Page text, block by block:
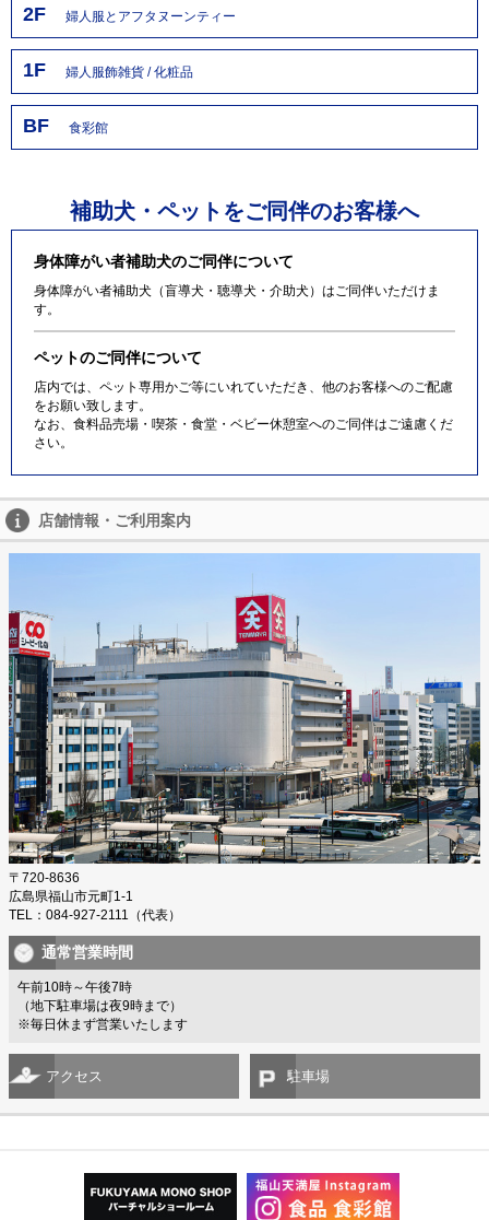
2F 婦人服とアフタヌーンティー
1F 婦人服飾雑貨 / 化粧品
BF 食彩館
補助犬・ペットをご同伴のお客様へ
身体障がい者補助犬のご同伴について
身体障がい者補助犬（盲導犬・聴導犬・介助犬）はご同伴いただけま
す。
ペットのご同伴について
店内では、ペット専用かご等にいれていただき、他のお客様へのご配慮
をお願い致します。
なお、食料品売場・喫茶・食堂・ベビー休憩室へのご同伴はご遠慮くだ
さい。
店舗情報・ご利用案内
〒720-8636
広島県福山市元町1-1
TEL：084-927-2111（代表）
通常営業時間
午前10時～午後7時
（地下駐車場は夜9時まで）
※毎日休まず営業いたします
アクセス 駐車場